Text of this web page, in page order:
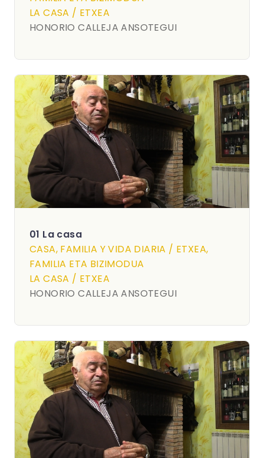
LA CASA / ETXEA
HONORIO CALLEJA ANSOTEGUI
01 La casa
CASA, FAMILIA Y VIDA DIARIA / ETXEA,
FAMILIA ETA BIZIMODUA
LA CASA / ETXEA
HONORIO CALLEJA ANSOTEGUI